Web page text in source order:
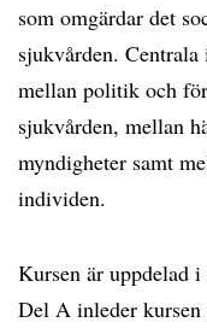
som omgärdar det
sjukvården.
mellan politik och
sjukvården, mellan
myndigheter samt
individen.
Kursen är uppdelad
Del A inleder kursen